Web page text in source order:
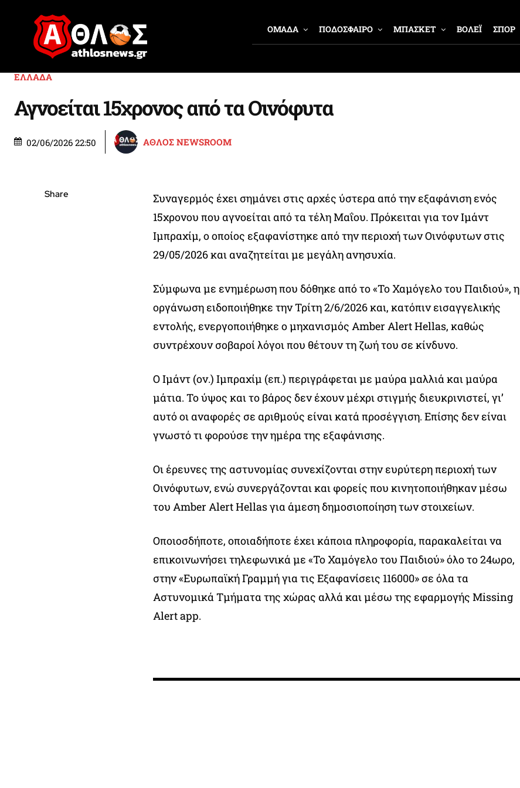
ΟΜΑΔΑ ΠΟΔΟΣΦΑΙΡΟ ΜΠΑΣΚΕΤ ΒΟΛΕΪ ΣΠΟΡ
ΕΛΛΑΔΑ
Αγνοείται 15χρονος από τα Οινόφυτα
02/06/2026 22:50 ΑΘΛΟΣ NEWSROOM
Share
Συναγερμός έχει σημάνει στις αρχές ύστερα από την εξαφάνιση ενός
15χρονου που αγνοείται από τα τέλη Μαΐου. Πρόκειται για τον Ιμάντ
Ιμπραχίμ, ο οποίος εξαφανίστηκε από την περιοχή των Οινόφυτων στις
29/05/2026 και αναζητείται με μεγάλη ανησυχία.
Σύμφωνα με ενημέρωση που δόθηκε από το «Το Χαμόγελο του Παιδιού», η
οργάνωση ειδοποιήθηκε την Τρίτη 2/6/2026 και, κατόπιν εισαγγελικής
εντολής, ενεργοποιήθηκε ο μηχανισμός Amber Alert Hellas, καθώς
συντρέχουν σοβαροί λόγοι που θέτουν τη ζωή του σε κίνδυνο.
Ο Ιμάντ (ον.) Ιμπραχίμ (επ.) περιγράφεται με μαύρα μαλλιά και μαύρα
μάτια. Το ύψος και το βάρος δεν έχουν μέχρι στιγμής διευκρινιστεί, γι’
αυτό οι αναφορές σε αριθμούς είναι κατά προσέγγιση. Επίσης δεν είναι
γνωστό τι φορούσε την ημέρα της εξαφάνισης.
Οι έρευνες της αστυνομίας συνεχίζονται στην ευρύτερη περιοχή των
Οινόφυτων, ενώ συνεργάζονται και φορείς που κινητοποιήθηκαν μέσω
του Amber Alert Hellas για άμεση δημοσιοποίηση των στοιχείων.
Οποιοσδήποτε, οποιαδήποτε έχει κάποια πληροφορία, παρακαλείται να
επικοινωνήσει τηλεφωνικά με «Το Χαμόγελο του Παιδιού» όλο το 24ωρο,
στην «Ευρωπαϊκή Γραμμή για τις Εξαφανίσεις 116000» σε όλα τα
Αστυνομικά Τμήματα της χώρας αλλά και μέσω της εφαρμογής Missing
Alert app.